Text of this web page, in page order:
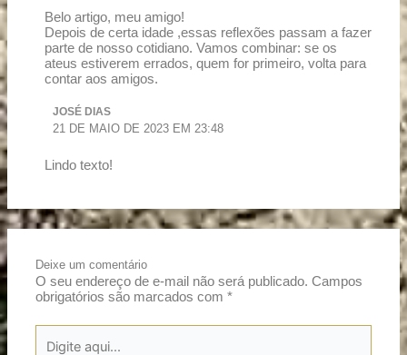
Belo artigo, meu amigo!
Depois de certa idade ,essas reflexões passam a fazer
parte de nosso cotidiano. Vamos combinar: se os
ateus estiverem errados, quem for primeiro, volta para
contar aos amigos.
JOSÉ DIAS
21 DE MAIO DE 2023 EM 23:48
Lindo texto!
Deixe um comentário
O seu endereço de e-mail não será publicado. Campos
obrigatórios são marcados com*
aqui...